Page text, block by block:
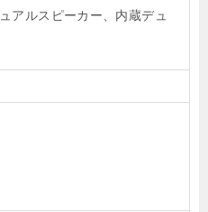
アルスピーカー、内蔵デュ